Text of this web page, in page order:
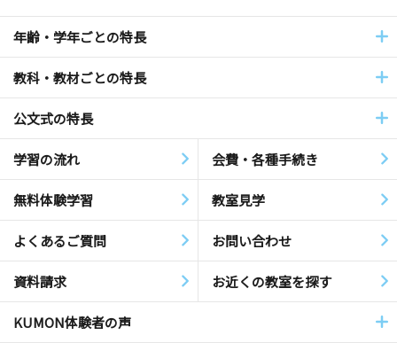
年齢・学年ごとの特長
教科・教材ごとの特長
公文式の特長
学習の流れ 会費・各種手続き
無料体験学習 教室見学
よくあるご質問 お問い合わせ
資料請求 お近くの教室を探す
KUMON体験者の声